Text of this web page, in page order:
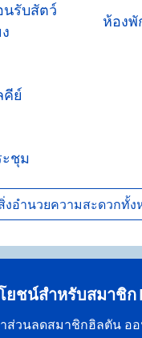
รับสัตว์
ห้อง
คีย์
ชุม
งอํานวยความสะดวกทั้ง
น์สำหรับสมาชิก
ส่วนลดสมาชิกฮิลตัน ออ